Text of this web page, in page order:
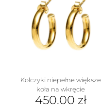
Kolczyki niepełne większe
koła na wkręcie
450.00 zł